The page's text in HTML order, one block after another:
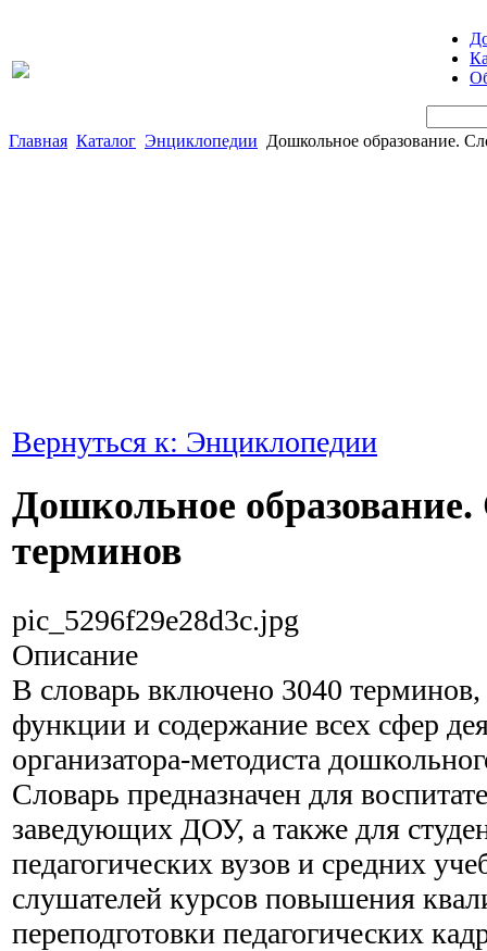
Главная Каталог Энциклопедии Дошкольное образование.
Вернуться к: Энциклопедии
Дошкольное
терминов
pic_5296f29e28d3c.jpg
Описание
В словарь включено 3040
функции и содержание всех сфер
организатора-методиста
Словарь предназначен для
заведующих ДОУ, а также для
педагогических вузов и средних
слушателей курсов повышения
переподготовки педагогических